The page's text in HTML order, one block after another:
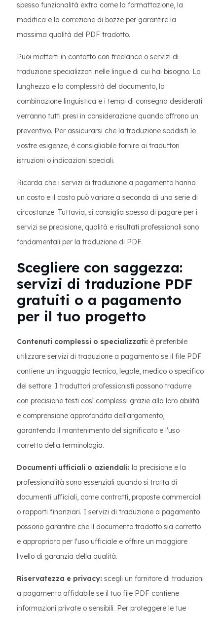
spesso funzionalità extra come la formattazione, la
modifica e la correzione di bozze per garantire la
massima qualità del PDF tradotto.
Puoi metterti in contatto con freelance o servizi di
traduzione specializzati nelle lingue di cui hai bisogno. La
lunghezza e la complessità del documento, la
combinazione linguistica e i tempi di consegna desiderati
verranno tutti presi in considerazione quando offrono un
preventivo. Per assicurarsi che la traduzione soddisfi le
vostre esigenze, è consigliabile fornire ai traduttori
istruzioni o indicazioni speciali.
Ricorda che i servizi di traduzione a pagamento hanno
un costo e il costo può variare a seconda di una serie di
circostanze. Tuttavia, si consiglia spesso di pagare per i
servizi se precisione, qualità e risultati professionali sono
fondamentali per la traduzione di PDF.
Scegliere con saggezza:
servizi di traduzione PDF
gratuiti o a pagamento
per il tuo progetto
Contenuti complessi o specializzati: è preferibile
utilizzare servizi di traduzione a pagamento se il file PDF
contiene un linguaggio tecnico, legale, medico o specifico
del settore. I traduttori professionisti possono tradurre
con precisione testi così complessi grazie alla loro abilità
e comprensione approfondita dell'argomento,
garantendo il mantenimento del significato e l'uso
corretto della terminologia.
Documenti ufficiali o aziendali: la precisione e la
professionalità sono essenziali quando si tratta di
documenti ufficiali, come contratti, proposte commerciali
o rapporti finanziari. I servizi di traduzione a pagamento
possono garantire che il documento tradotto sia corretto
e appropriato per l'uso ufficiale e offrire un maggiore
livello di garanzia della qualità.
Riservatezza e privacy: scegli un fornitore di traduzioni
a pagamento affidabile se il tuo file PDF contiene
informazioni private o sensibili. Per proteggere le tue